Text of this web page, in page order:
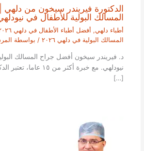
الدكتورة فيريندر سيخون من
المسالك البولية للأطفال في
أطباء دلهي, أفضل أطباء الأطفال في دلهي ٢٠٢٦
المسالك البولية في دلهي ٢٠٢٦
/ بواسطة
د. فيريندر سيخون أفضل جراح المسالك
نيودلهي. مع خبرة أكثر من
[…]